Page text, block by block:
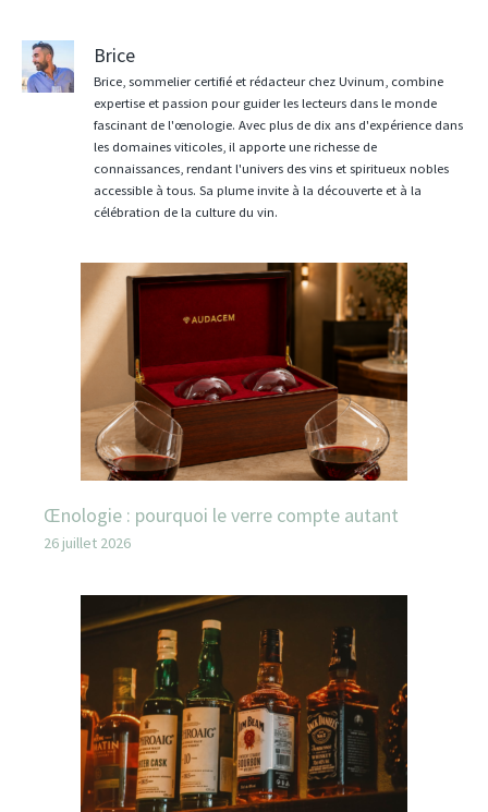
Brice
Brice, sommelier certifié et rédacteur chez Uvinum, combine
expertise et passion pour guider les lecteurs dans le monde
fascinant de l'œnologie. Avec plus de dix ans d'expérience dans
les domaines viticoles, il apporte une richesse de
connaissances, rendant l'univers des vins et spiritueux nobles
accessible à tous. Sa plume invite à la découverte et à la
célébration de la culture du vin.
Œnologie : pourquoi le verre compte autant
26 juillet 2026